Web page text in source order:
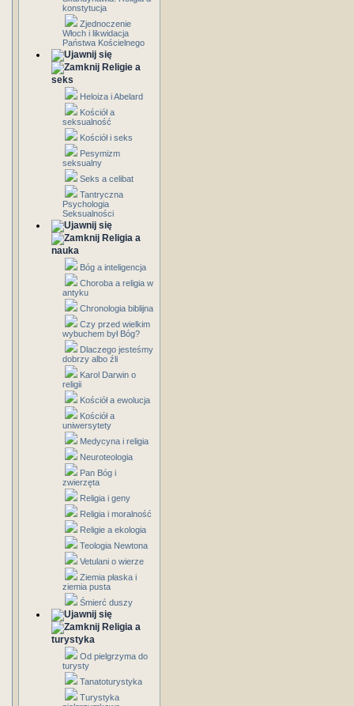
konstytucja
Zjednoczenie
Włoch i likwidacja
Państwa Kościelnego
Religie a
seks
Heloiza i Abelard
Kościół a
seksualność
Kościół i seks
Pesymizm
seksualny
Seks a celibat
Tantryczna
Psychologia
Seksualności
Religia a
nauka
Bóg a inteligencja
Choroba a religia w
antyku
Chronologia biblijna
Czy przed wielkim
wybuchem był Bóg?
Dlaczego jesteśmy
dobrzy albo źli
Karol Darwin o
religii
Kościół a ewolucja
Kościół a
uniwersytety
Medycyna i religia
Neuroteologia
Pan Bóg i
zwierzęta
Religia i geny
Religia i moralność
Religie a ekologia
Teologia Newtona
Vetulani o wierze
Ziemia płaska i
ziemia pusta
Śmierć duszy
Religia a
turystyka
Od pielgrzyma do
turysty
Tanatoturystyka
Turystyka